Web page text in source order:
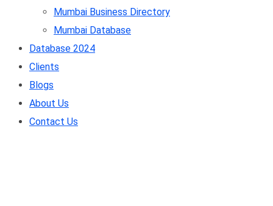
Mumbai Business Directory
Mumbai Database
Database 2024
Clients
Blogs
About Us
Contact Us